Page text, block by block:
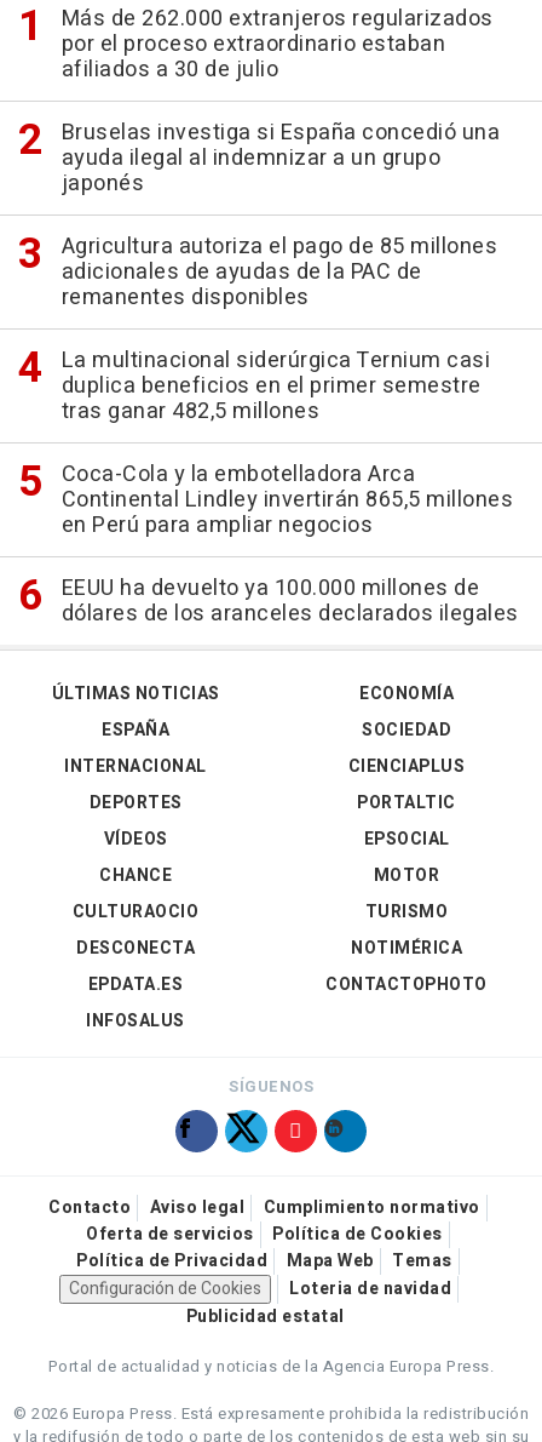
Más de 262.000 extranjeros regularizados
por el proceso extraordinario estaban
afiliados a 30 de julio
Bruselas investiga si España concedió una
ayuda ilegal al indemnizar a un grupo
japonés
Agricultura autoriza el pago de 85 millones
adicionales de ayudas de la PAC de
remanentes disponibles
La multinacional siderúrgica Ternium casi
duplica beneficios en el primer semestre
tras ganar 482,5 millones
Coca-Cola y la embotelladora Arca
Continental Lindley invertirán 865,5 millones
en Perú para ampliar negocios
EEUU ha devuelto ya 100.000 millones de
dólares de los aranceles declarados ilegales
ÚLTIMAS NOTICIAS
ESPAÑA
INTERNACIONAL
DEPORTES
VÍDEOS
ECONOMÍA
SOCIEDAD
CIENCIAPLUS
PORTALTIC
EPSOCIAL
CHANCE
CULTURAOCIO
DESCONECTA
EPDATA.ES
INFOSALUS
MOTOR
TURISMO
NOTIMÉRICA
CONTACTOPHOTO
SÍGUENOS
Contacto Aviso legal
Cumplimiento normativo
Oferta de servicios
Política de Cookies
Política de Privacidad
Mapa Web
Temas
Configuración de Cookies
Loteria de navidad
Publicidad estatal
Portal de actualidad y noticias de la Agencia Europa Press.
© 2026 Europa Press. Está expresamente prohibida la redistribución
y la redifusión de todo o parte de los contenidos de esta web sin su